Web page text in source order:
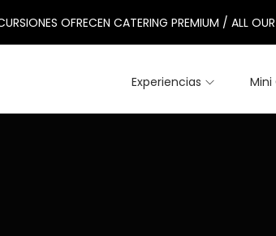
OFRECEN CATERING PREMIUM / ALL
Experiencias Mini